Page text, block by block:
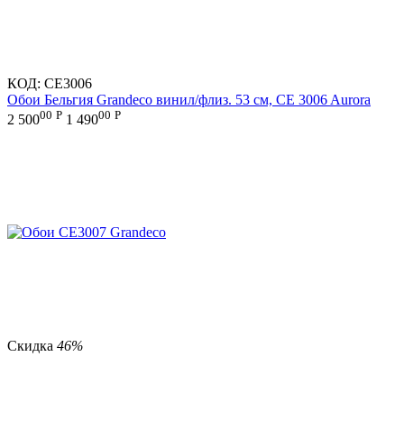
КОД: CE3006
Обои Бельгия Grandeco винил/флиз. 53 см, CE 3006 Aurora
2 50000 Р 1 49000 Р
Скидка 46%